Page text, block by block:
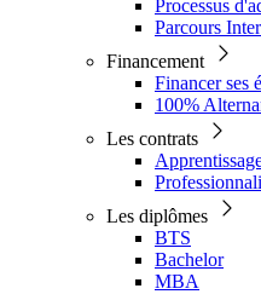
Processus
Parcours
Financement
Financer ses
100%
Les contrats
Les diplômes
BTS
Bachelor
MBA